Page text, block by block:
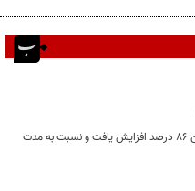
در ماه گذشته میلادی صادرات نفت ایران به چین ۸۶ درصد افزایش یافت و نسبت به مدت